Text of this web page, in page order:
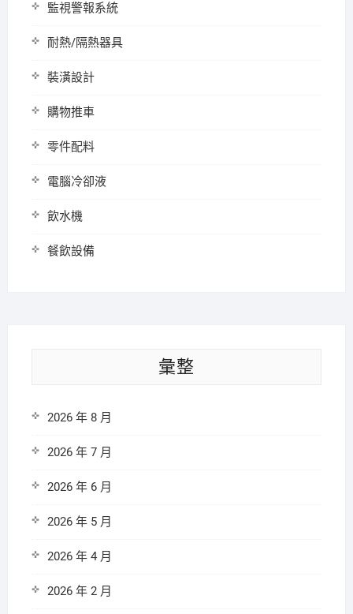
監視警報系統
耐熱/隔熱器具
裝潢設計
購物推車
零件配料
電腦冷卻液
飲水機
餐飲設備
彙整
2026 年 8 月
2026 年 7 月
2026 年 6 月
2026 年 5 月
2026 年 4 月
2026 年 2 月